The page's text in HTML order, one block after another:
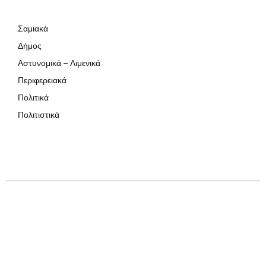
Σαμιακά
Δήμος
Αστυνομικά – Λιμενικά
Περιφερειακά
Πολιτικά
Πολιτιστικά